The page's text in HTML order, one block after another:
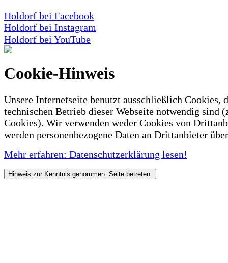
Holdorf bei Facebook
Holdorf bei Instagram
Holdorf bei YouTube
Cookie-Hinweis
Unsere Internetseite benutzt ausschließlich Cookies,
technischen Betrieb dieser Webseite notwendig sind
Cookies). Wir verwenden weder Cookies von
werden personenbezogene Daten an Drittanbieter
Mehr erfahren: Datenschutzerklärung lesen!
Hinweis zur Kenntnis genommen. Seite betreten.